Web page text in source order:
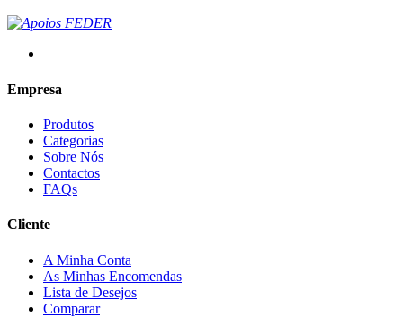
Empresa
Produtos
Categorias
Sobre Nós
Contactos
FAQs
Cliente
A Minha Conta
As Minhas Encomendas
Lista de Desejos
Comparar